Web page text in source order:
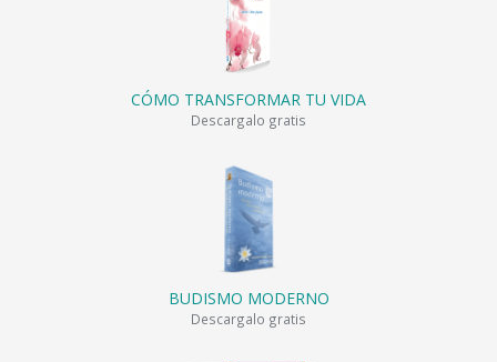
CÓMO TRANSFORMAR TU VIDA
Descargalo gratis
BUDISMO MODERNO
Descargalo gratis